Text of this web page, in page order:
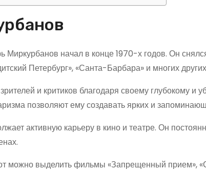
Миркурбанов начал в конце 1970-х годов. Он
Петербург», «Санта-Барбара» и многих
и критиков благодаря своему глубокому и
позволяют ему создавать ярких и
активную карьеру в кино и театре. Он
можно выделить фильмы «Запрещенный прием»,